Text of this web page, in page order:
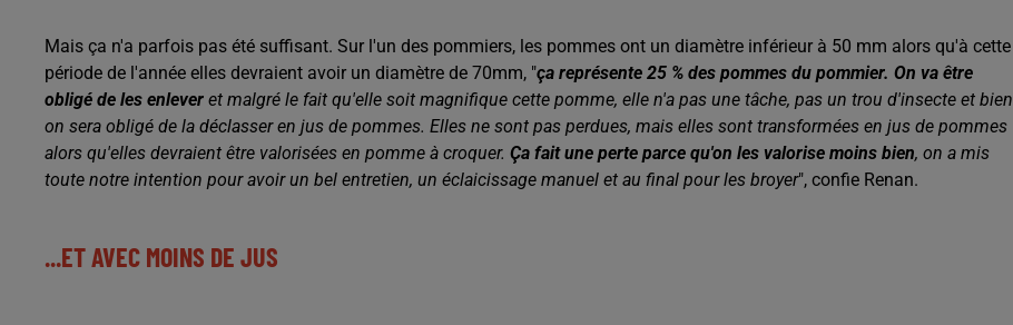
Mais ça n'a parfois pas été suffisant. Sur l'un des pommiers, les pommes ont un diamètre inférieur à 50 mm alors qu'à cette
période de l'année elles devraient avoir un diamètre de 70mm, "ça représente 25 % des pommes du pommier. On va être
obligé de les enlever et malgré le fait qu'elle soit magnifique cette pomme, elle n'a pas une tâche, pas un trou d'insecte et bien
on sera obligé de la déclasser en jus de pommes. Elles ne sont pas perdues, mais elles sont transformées en jus de pommes
alors qu'elles devraient être valorisées en pomme à croquer. Ça fait une perte parce qu'on les valorise moins bien, on a mis
toute notre intention pour avoir un bel entretien, un éclaicissage manuel et au final pour les broyer", confie Renan.
...ET AVEC MOINS DE JUS